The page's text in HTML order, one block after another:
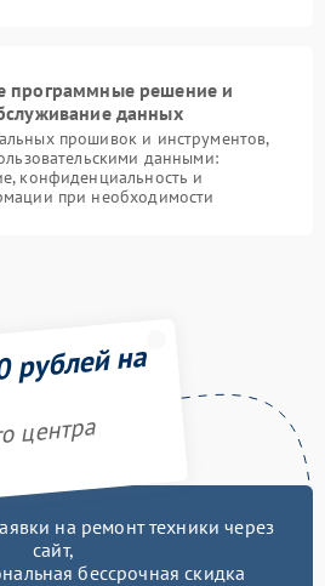
программные решение и
данных
прошивок и инструментов,
данными:
конфиденциальность и
при необходимости
рублей на
центра
на ремонт техники через
сайт,
бессрочная скидка